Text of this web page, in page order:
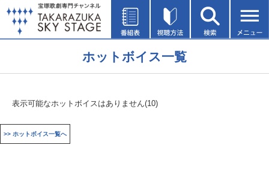
ホットボイス一覧
表示可能なホットボイスはありません(10)
>> ホットボイス一覧へ